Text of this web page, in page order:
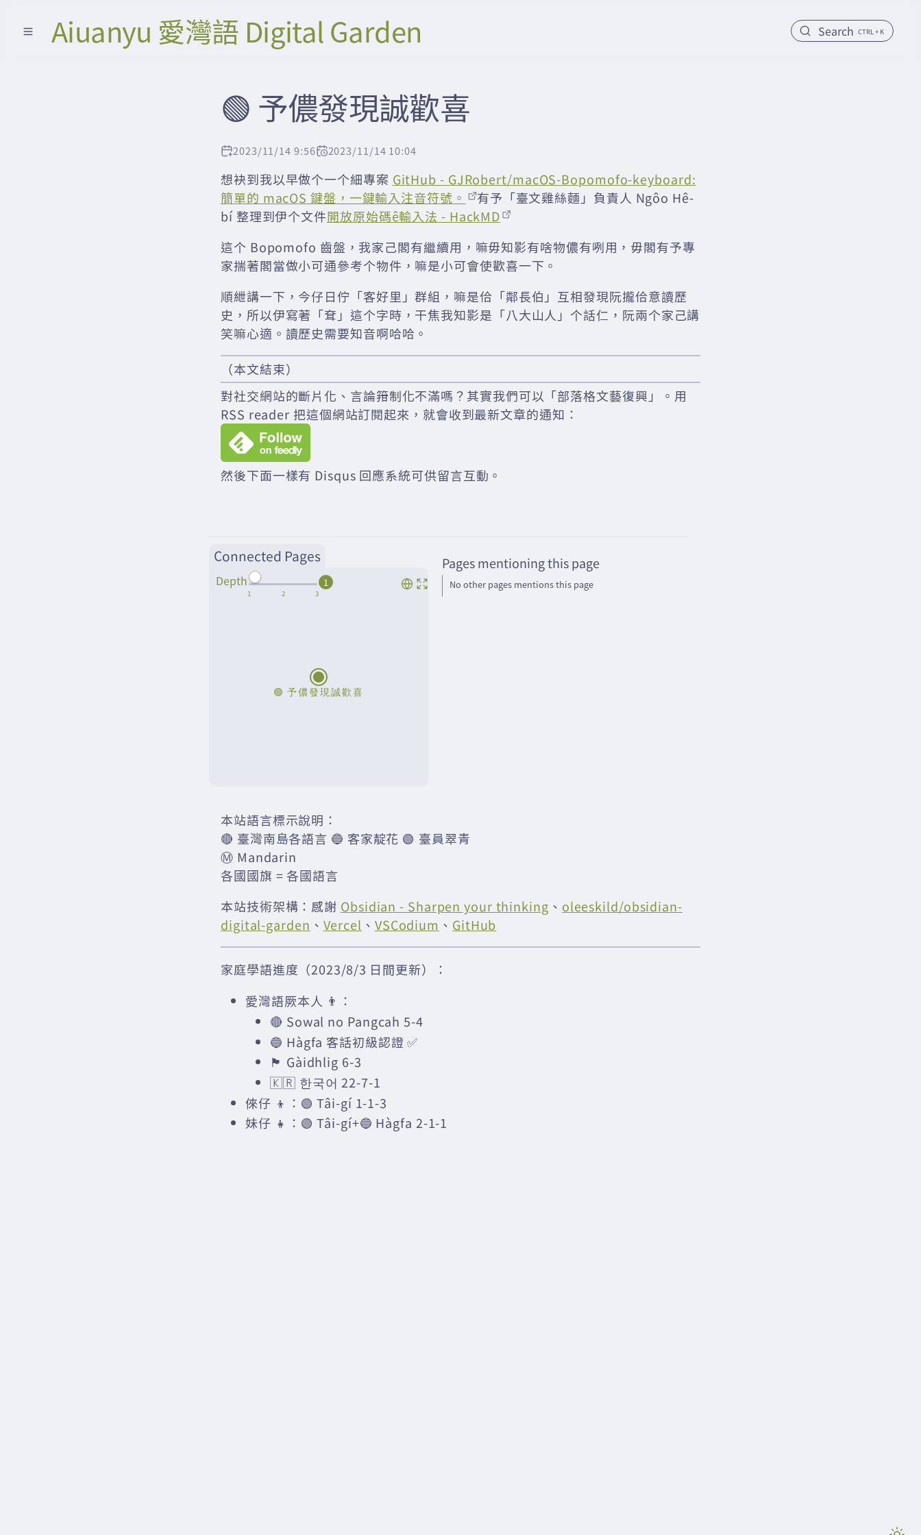
Aiuanyu 愛灣語 Digital Garden Search CTRL + K
🟢 予儂發現誠歡喜
2023/11/14 9:56 2023/11/14 10:04
想袂到我以早做个一个細專案 GitHub - GJRobert/macOS-Bopomofo-keyboard:
簡單的 macOS 鍵盤，一鍵輸入注音符號。
有予「臺文雞絲麵」負責人 Ngôo Hê-
bí 整理到伊个文件開放原始碼ê輸入法 - HackMD
這个 Bopomofo 齒盤，我家己閣有繼續用，嘛毋知影有啥物儂有咧用，毋閣有予專
家揣著閣當做小可通參考个物件，嘛是小可會使歡喜一下。
順紲講一下，今仔日佇「客好里」群組，嘛是佮「鄰長伯」互相發現阮攏佮意讀歷
史，所以伊寫著「耷」這个字時，干焦我知影是「八大山人」个話仁，阮兩个家己講
笑嘛心適。讀歷史需要知音啊哈哈。
（本文結束）
對社交網站的斷片化、言論箝制化不滿嗎？其實我們可以「部落格文藝復興」。用
RSS reader 把這個網站訂閱起來，就會收到最新文章的通知：
然後下面一樣有 Disqus 回應系統可供留言互動。
Connected Pages
Depth 1
Pages mentioning this page
No other pages mentions this page
本站語言標示說明：
🔴 臺灣南島各語言 🔵 客家靛花 🟢 臺員翠青
Ⓜ️ Mandarin
各國國旗 = 各國語言
本站技術架構：感謝 Obsidian - Sharpen your thinking 、 oleeskild/obsidian-
digital-garden 、 Vercel 、 VSCodium 、 GitHub
家庭學語進度（2023/8/3 日間更新）：
愛灣語厥本人 👨：
🔴 Sowal no Pangcah 5-4
🔵 Hàgfa 客話初級認證 ✅
🏴󠁧󠁢󠁳󠁣󠁴󠁿 Gàidhlig 6-3
🇰🇷 한국어 22-7-1
倈仔 👦：🟢 Tâi-gí 1-1-3
妹仔 👧：🟢 Tâi-gí+🔵 Hàgfa 2-1-1